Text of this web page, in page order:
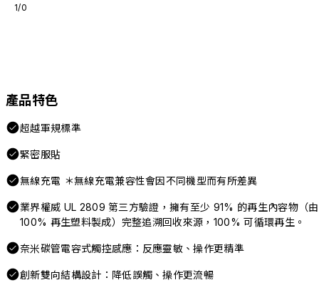
1/0
產品特色
超越軍規標準
緊密服貼
無線充電 ＊無線充電兼容性會因不同機型而有所差異
業界權威 UL 2809 第三方驗證，擁有至少 91% 的再生內容物（由
100% 再生塑料製成）完整追溯回收來源，100% 可循環再生。
奈米碳管電容式觸控感應：反應靈敏、操作更精準
創新雙向結構設計：降低誤觸、操作更流暢